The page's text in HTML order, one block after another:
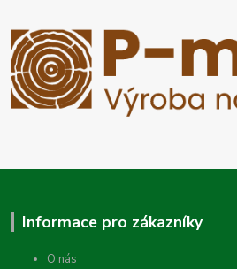
Informace pro zákazníky
O nás